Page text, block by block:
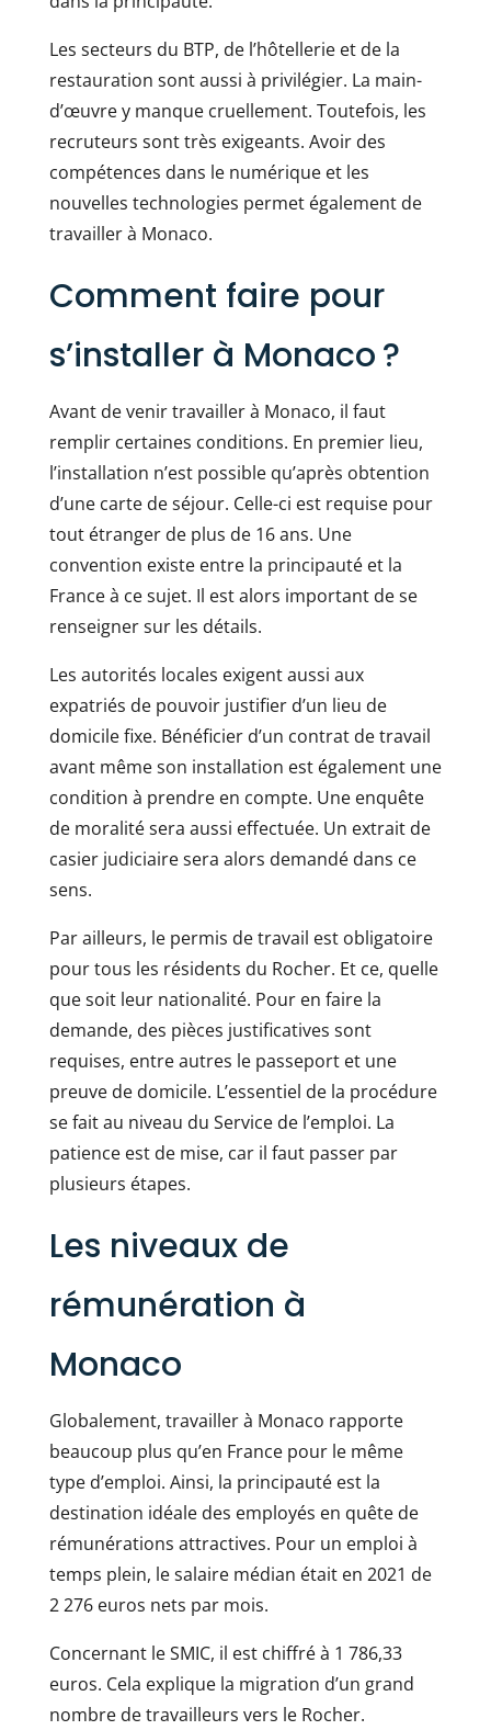
Les secteurs du BTP, de l’hôtellerie et de la
restauration sont aussi à privilégier. La main-
d’œuvre y manque cruellement. Toutefois, les
recruteurs sont très exigeants. Avoir des
compétences dans le numérique et les
nouvelles technologies permet également de
travailler à Monaco.
Comment faire pour
s’installer à Monaco ?
Avant de venir travailler à Monaco, il faut
remplir certaines conditions. En premier lieu,
l’installation n’est possible qu’après obtention
d’une carte de séjour. Celle-ci est requise pour
tout étranger de plus de 16 ans. Une
convention existe entre la principauté et la
France à ce sujet. Il est alors important de se
renseigner sur les détails.
Les autorités locales exigent aussi aux
expatriés de pouvoir justifier d’un lieu de
domicile fixe. Bénéficier d’un contrat de travail
avant même son installation est également une
condition à prendre en compte. Une enquête
de moralité sera aussi effectuée. Un extrait de
casier judiciaire sera alors demandé dans ce
sens.
Par ailleurs, le permis de travail est obligatoire
pour tous les résidents du Rocher. Et ce, quelle
que soit leur nationalité. Pour en faire la
demande, des pièces justificatives sont
requises, entre autres le passeport et une
preuve de domicile. L’essentiel de la procédure
se fait au niveau du Service de l’emploi. La
patience est de mise, car il faut passer par
plusieurs étapes.
Les niveaux de
rémunération à
Monaco
Globalement, travailler à Monaco rapporte
beaucoup plus qu’en France pour le même
type d’emploi. Ainsi, la principauté est la
destination idéale des employés en quête de
rémunérations attractives. Pour un emploi à
temps plein, le salaire médian était en 2021 de
2 276 euros nets par mois.
Concernant le SMIC, il est chiffré à 1 786,33
euros. Cela explique la migration d’un grand
nombre de travailleurs vers le Rocher.